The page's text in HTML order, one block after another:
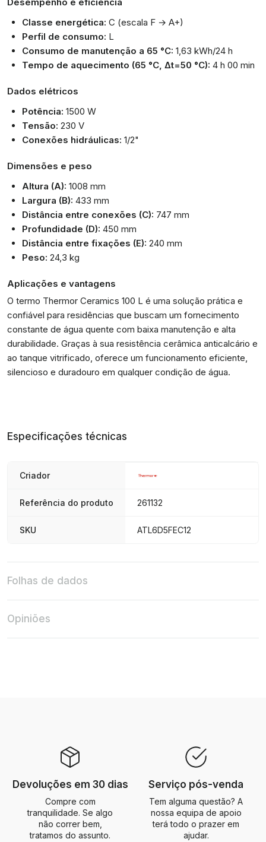
Classe energética: C (escala F → A+)
Perfil de consumo: L
Consumo de manutenção a 65 °C: 1,63 kWh/24 h
Tempo de aquecimento (65 °C, Δt=50 °C): 4 h 00 min
Dados elétricos
Potência: 1500 W
Tensão: 230 V
Conexões hidráulicas: 1/2"
Dimensões e peso
Altura (A): 1008 mm
Largura (B): 433 mm
Distância entre conexões (C): 747 mm
Profundidade (D): 450 mm
Distância entre fixações (E): 240 mm
Peso: 24,3 kg
Aplicações e vantagens
O termo Thermor Ceramics 100 L é uma solução prática e
confiável para residências que buscam um fornecimento
constante de água quente com baixa manutenção e alta
durabilidade. Graças à sua resistência cerâmica anticalcário e
ao tanque vitrificado, oferece um funcionamento eficiente,
silencioso e duradouro em qualquer condição de água.
Especificações técnicas
Criador
Referência do produto 261132
SKU ATL6D5FEC12
Folhas de dados
Opiniões
Devoluções em 30 dias
Compre com
tranquilidade. Se algo
não correr bem,
tratamos do assunto.
Serviço pós-venda
Tem alguma questão? A
nossa equipa de apoio
terá todo o prazer em
ajudar.